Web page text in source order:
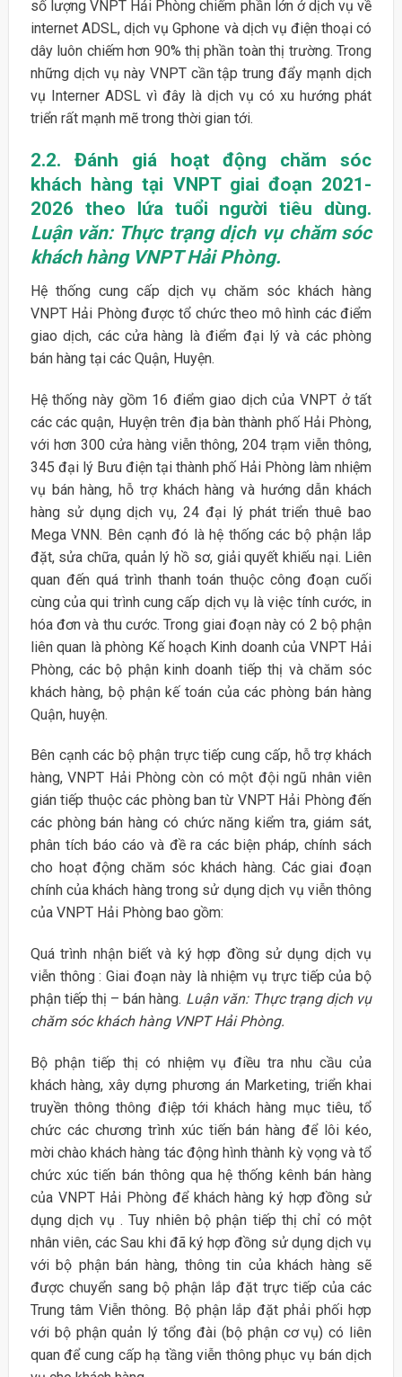
số lượng VNPT Hải Phòng chiếm phần lớn ở dịch vụ về
internet ADSL, dịch vụ Gphone và dịch vụ điện thoại có
dây luôn chiếm hơn 90% thị phần toàn thị trường. Trong
những dịch vụ này VNPT cần tập trung đẩy mạnh dịch
vụ Interner ADSL vì đây là dịch vụ có xu hướng phát
triển rất mạnh mẽ trong thời gian tới.
2.2. Đánh giá hoạt động chăm sóc
khách hàng tại VNPT giai đoạn 2021-
2026 theo lứa tuổi người tiêu dùng.
Luận văn: Thực trạng dịch vụ chăm sóc
khách hàng VNPT Hải Phòng.
Hệ thống cung cấp dịch vụ chăm sóc khách hàng
VNPT Hải Phòng được tổ chức theo mô hình các điểm
giao dịch, các cửa hàng là điểm đại lý và các phòng
bán hàng tại các Quận, Huyện.
Hệ thống này gồm 16 điểm giao dịch của VNPT ở tất
các các quận, Huyện trên địa bàn thành phố Hải Phòng,
với hơn 300 cửa hàng viễn thông, 204 trạm viễn thông,
345 đại lý Bưu điện tại thành phố Hải Phòng làm nhiệm
vụ bán hàng, hỗ trợ khách hàng và hướng dẫn khách
hàng sử dụng dịch vụ, 24 đại lý phát triển thuê bao
Mega VNN. Bên cạnh đó là hệ thống các bộ phận lắp
đặt, sửa chữa, quản lý hồ sơ, giải quyết khiếu nại. Liên
quan đến quá trình thanh toán thuộc công đoạn cuối
cùng của qui trình cung cấp dịch vụ là việc tính cước, in
hóa đơn và thu cước. Trong giai đoạn này có 2 bộ phận
liên quan là phòng Kế hoạch Kinh doanh của VNPT Hải
Phòng, các bộ phận kinh doanh tiếp thị và chăm sóc
khách hàng, bộ phận kế toán của các phòng bán hàng
Quận, huyện.
Bên cạnh các bộ phận trực tiếp cung cấp, hỗ trợ khách
hàng, VNPT Hải Phòng còn có một đội ngũ nhân viên
gián tiếp thuộc các phòng ban từ VNPT Hải Phòng đến
các phòng bán hàng có chức năng kiểm tra, giám sát,
phân tích báo cáo và đề ra các biện pháp, chính sách
cho hoạt động chăm sóc khách hàng. Các giai đoạn
chính của khách hàng trong sử dụng dịch vụ viễn thông
của VNPT Hải Phòng bao gồm:
Quá trình nhận biết và ký hợp đồng sử dụng dịch vụ
viễn thông : Giai đoạn này là nhiệm vụ trực tiếp của bộ
phận tiếp thị – bán hàng. Luận văn: Thực trạng dịch vụ
chăm sóc khách hàng VNPT Hải Phòng.
Bộ phận tiếp thị có nhiệm vụ điều tra nhu cầu của
khách hàng, xây dựng phương án Marketing, triển khai
truyền thông thông điệp tới khách hàng mục tiêu, tổ
chức các chương trình xúc tiến bán hàng để lôi kéo,
mời chào khách hàng tác động hình thành kỳ vọng và tổ
chức xúc tiến bán thông qua hệ thống kênh bán hàng
của VNPT Hải Phòng để khách hàng ký hợp đồng sử
dụng dịch vụ . Tuy nhiên bộ phận tiếp thị chỉ có một
nhân viên, các Sau khi đã ký hợp đồng sử dụng dịch vụ
với bộ phận bán hàng, thông tin của khách hàng sẽ
được chuyển sang bộ phận lắp đặt trực tiếp của các
Trung tâm Viễn thông. Bộ phận lắp đặt phải phối hợp
với bộ phận quản lý tổng đài (bộ phận cơ vụ) có liên
quan để cung cấp hạ tầng viễn thông phục vụ bán dịch